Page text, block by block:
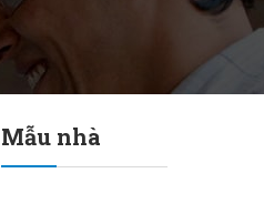
Mẫu nhà